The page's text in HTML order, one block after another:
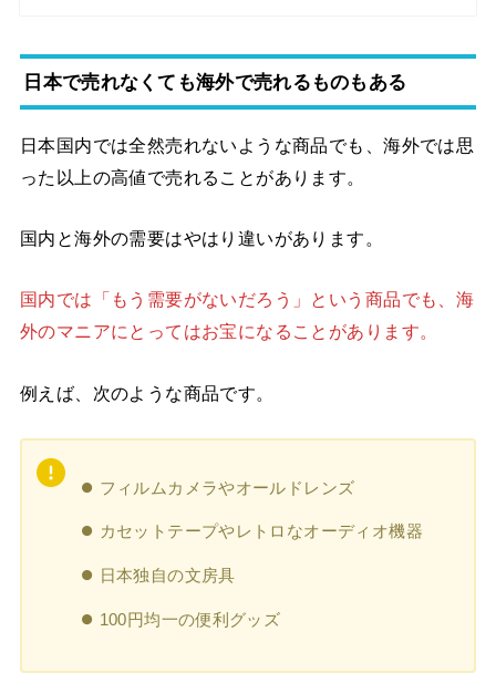
日本で売れなくても海外で売れるものもある
日本国内では全然売れないような商品でも、海外では思
った以上の高値で売れることがあります。
国内と海外の需要はやはり違いがあります。
国内では「もう需要がないだろう」という商品でも、海
外のマニアにとってはお宝になることがあります。
例えば、次のような商品です。
フィルムカメラやオールドレンズ
カセットテープやレトロなオーディオ機器
日本独自の文房具
100円均一の便利グッズ